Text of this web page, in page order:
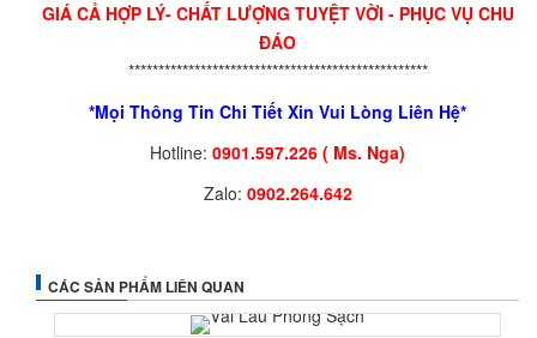
GIÁ CẢ HỢP LÝ- CHẤT LƯỢNG TUYỆT VỜI - PHỤC VỤ CHU
ĐÁO
**************************************************
*Mọi Thông Tin Chi Tiết Xin Vui Lòng Liên Hệ*
Hotline: 0901.597.226 ( Ms. Nga)
Zalo: 0902.264.642
CÁC SẢN PHẨM LIÊN QUAN